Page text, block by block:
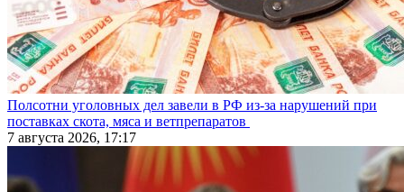
Полсотни уголовных дел завели в РФ из-за нарушений при
поставках скота, мяса и ветпрепаратов
7 августа 2026, 17:17